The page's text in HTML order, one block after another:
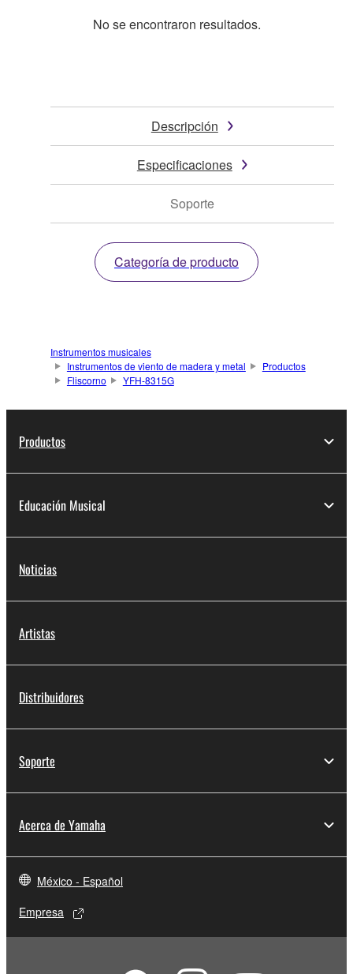
No se encontraron resultados.
Descripción
Especificaciones
Soporte
Categoría de producto
Instrumentos musicales
Instrumentos de viento de madera y metal
Productos
Fliscorno
YFH-8315G
Productos
Educación Musical
Noticias
Artistas
Distribuidores
Soporte
Acerca de Yamaha
México - Español
Empresa